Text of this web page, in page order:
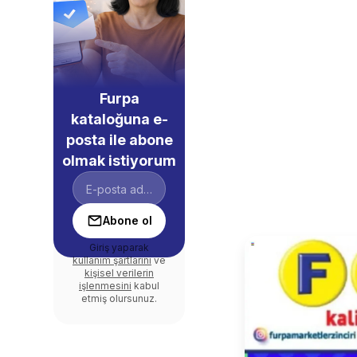
Furpa
kataloğuna e-
posta ile abone
olmak istiyorum
Abone ol
Giriş yaparak
kullanım şartlarınıve
kişisel verilerin
işlenmesini kabul
etmiş olursunuz.